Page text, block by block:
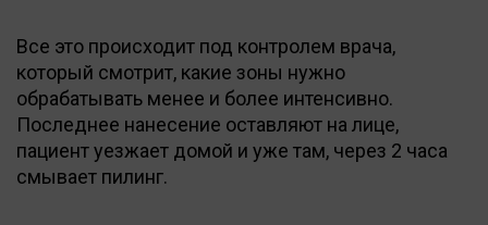
Все это происходит под контролем врача,
который смотрит, какие зоны нужно
обрабатывать менее и более интенсивно.
Последнее нанесение оставляют на лице,
пациент уезжает домой и уже там, через 2 часа
смывает пилинг.